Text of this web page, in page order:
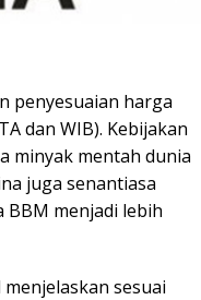
penyesuaian harga
dan WIB). Kebijakan
minyak mentah dunia
juga senantiasa
BBM menjadi lebih
sesuai